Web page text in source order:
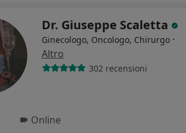
Dr. Giuseppe Scaletta
Ginecologo, Oncologo, Chirurgo ·
Altro
302 recensioni
Online